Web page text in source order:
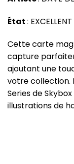
État: EXCELLENT
Cette carte
capture
ajoutant une
votre collection.
Series de
illustrations de